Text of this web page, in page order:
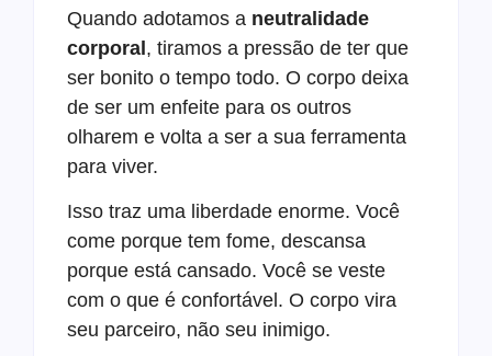
Quando adotamos a neutralidade
corporal, tiramos a pressão de ter que
ser bonito o tempo todo. O corpo deixa
de ser um enfeite para os outros
olharem e volta a ser a sua ferramenta
para viver.
Isso traz uma liberdade enorme. Você
come porque tem fome, descansa
porque está cansado. Você se veste
com o que é confortável. O corpo vira
seu parceiro, não seu inimigo.